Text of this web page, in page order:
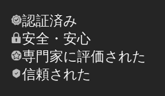
認証済み
安全・安心
専門家に評価された
信頼された